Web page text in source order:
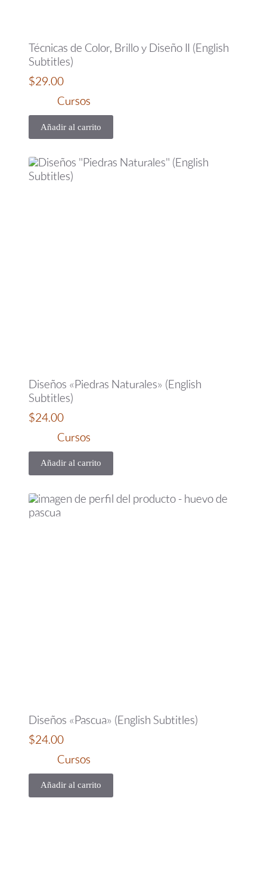
Técnicas de Color, Brillo y Diseño II (English
Subtitles)
$29.00
Cursos
Añadir al carrito
Diseños «Piedras Naturales» (English
Subtitles)
$24.00
Cursos
Añadir al carrito
Diseños «Pascua» (English Subtitles)
$24.00
Cursos
Añadir al carrito